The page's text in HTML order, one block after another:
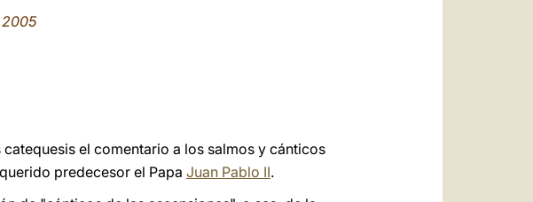
el comentario a los salmos y cánticos
predecesor el Papa Juan Pablo II.